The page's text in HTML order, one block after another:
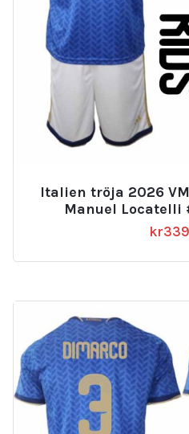
Italien tröja 2026
Manuel Locatelli
kr